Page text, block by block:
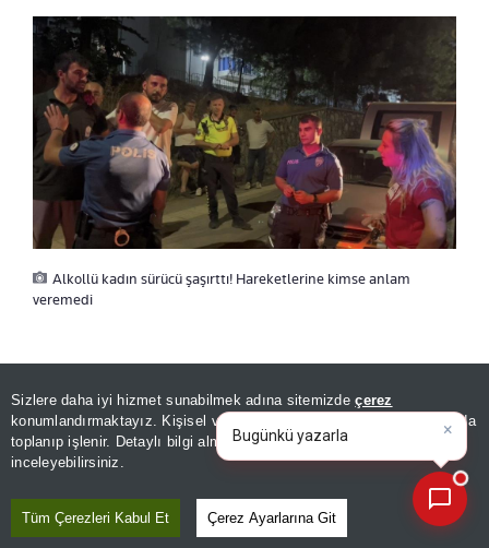
Sizlere daha iyi hizmet sunabilmek adına sitemizdeçerez
konumlandırmaktayız. Kişisel verileriniz, KVKK ve GDPR kapsamında
toplanıp işlenir. Detaylı bilgi almak içinAydınlatma Metnimizi
inceleyebilirsiniz.
Tüm Çerezleri Kabul Et Çerez Ayarlarına Git
Alkollü kadın sürücü şaşırttı! Hareketlerine kimse anlam
veremedi
Olay yerine gelen çarptığı park halindeki
otomobilin sahibine de sinirlenen kadın sürücü,
"Ne dik dik bakıyorsun. Bir sorunun varsa gel"
diyerek tehditkar ifadeler kullandı.
×
Bugünkü yazarların köşe
yazılarını özetleyin!